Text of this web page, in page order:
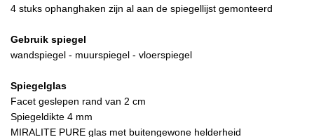
4 stuks ophanghaken zijn al aan de spiegellijst gemonteerd
Gebruik spiegel
wandspiegel - muurspiegel - vloerspiegel
Spiegelglas
Facet geslepen rand van 2 cm
Spiegeldikte 4 mm
MIRALITE PURE glas met buitengewone helderheid